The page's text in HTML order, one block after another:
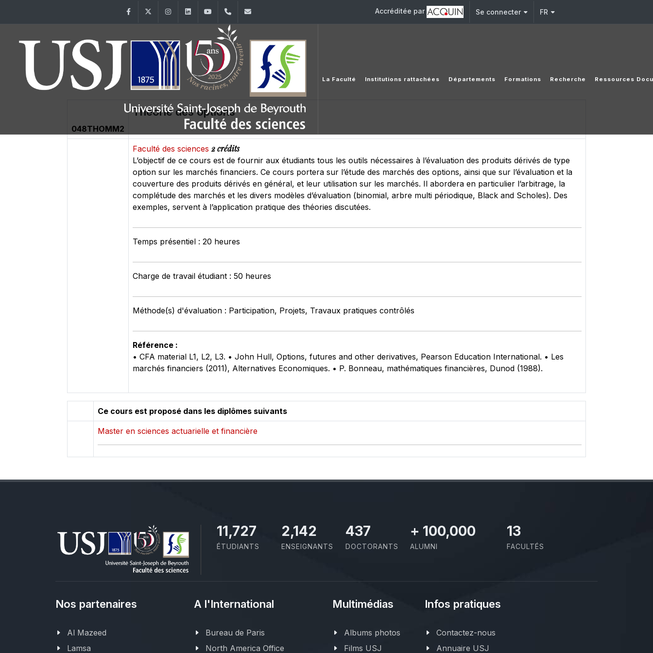
FacebookTwitter InstagramLinkedInYouTube+961 (1) 421 368 Accréditée par Se connecter FR
La Faculté Institutions rattachées Départements Formations Recherche Ressources
048THOMM2
Théorie des options
Faculté des sciences2 crédits
L’objectif de ce cours est de fournir aux étudiants tous les outils nécessaires à l’évaluation des produits dérivés de type
option sur les marchés financiers. Ce cours portera sur l’étude des marchés des options, ainsi que sur l’évaluation et la
couverture des produits dérivés en général, et leur utilisation sur les marchés. Il abordera en particulier l’arbitrage, la
complétude des marchés et les divers modèles d’évaluation (binomial, arbre multi périodique, Black and Scholes). Des
exemples, servent à l’application pratique des théories discutées.
Temps présentiel : 20 heures
Charge de travail étudiant : 50 heures
Méthode(s) d'évaluation : Participation, Projets, Travaux pratiques contrôlés
Référence :
• CFA material L1, L2, L3. • John Hull, Options, futures and other derivatives, Pearson Education International. • Les
marchés financiers (2011), Alternatives Economiques. • P. Bonneau, mathématiques financières, Dunod (1988).
Ce cours est proposé dans les diplômes suivants
Master en sciences actuarielle et financière
11,727
ÉTUDIANTS
2,142
ENSEIGNANTS
437
DOCTORANTS
+ 100,000
ALUMNI
13
FACULTÉS
Nos partenaires
Al Mazeed
Lamsa
A l'International
Bureau de Paris
North America Office
Multimédias
Albums photos
Films USJ
Infos pratiques
Contactez-nous
Annuaire USJ